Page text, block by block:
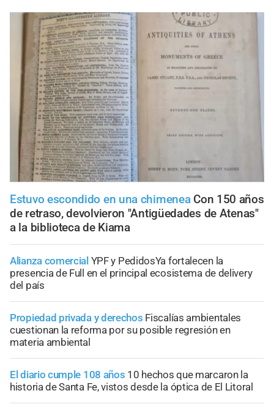
Estuvo escondido en una chimenea Con 150 años
de retraso, devolvieron "Antigüedades de Atenas"
a la biblioteca de Kiama
Alianza comercial YPF y PedidosYa fortalecen la
presencia de Full en el principal ecosistema de delivery
del país
Propiedad privada y derechos Fiscalías ambientales
cuestionan la reforma por su posible regresión en
materia ambiental
El diario cumple 108 años 10 hechos que marcaron la
historia de Santa Fe, vistos desde la óptica de El Litoral